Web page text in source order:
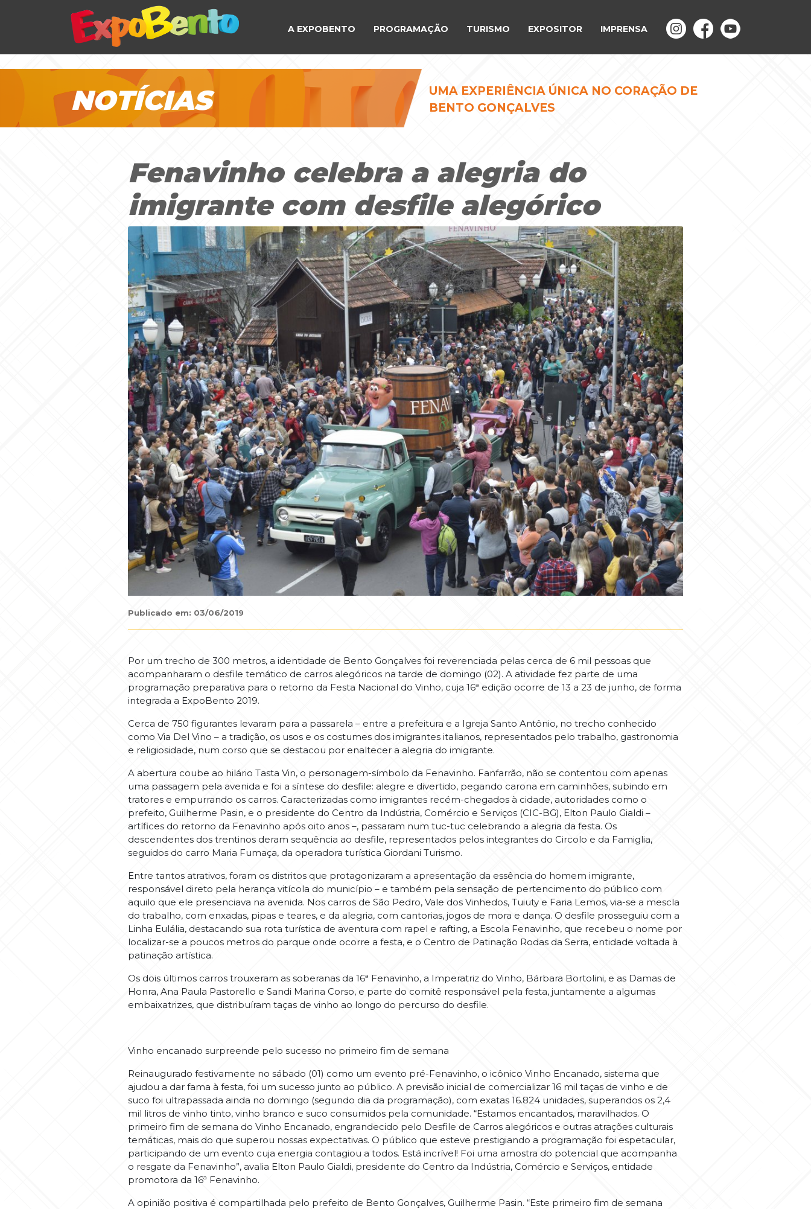
A EXPOBENTO PROGRAMAÇÃO TURISMO EXPOSITOR IMPRENSA
NOTÍCIAS
UMA EXPERIÊNCIA ÚNICA NO CORAÇÃO DE
BENTO GONÇALVES
Fenavinho celebra a alegria do
imigrante com desfile alegórico
Publicado em: 03/06/2019
Por um trecho de 300 metros, a identidade de Bento Gonçalves foi reverenciada pelas cerca de 6 mil pessoas que
acompanharam o desfile temático de carros alegóricos na tarde de domingo (02). A atividade fez parte de uma
programação preparativa para o retorno da Festa Nacional do Vinho, cuja 16ª edição ocorre de 13 a 23 de junho, de forma
integrada a ExpoBento 2019.
Cerca de 750 figurantes levaram para a passarela – entre a prefeitura e a Igreja Santo Antônio, no trecho conhecido
como Via Del Vino – a tradição, os usos e os costumes dos imigrantes italianos, representados pelo trabalho, gastronomia
e religiosidade, num corso que se destacou por enaltecer a alegria do imigrante.
A abertura coube ao hilário Tasta Vin, o personagem-símbolo da Fenavinho. Fanfarrão, não se contentou com apenas
uma passagem pela avenida e foi a síntese do desfile: alegre e divertido, pegando carona em caminhões, subindo em
tratores e empurrando os carros. Caracterizadas como imigrantes recém-chegados à cidade, autoridades como o
prefeito, Guilherme Pasin, e o presidente do Centro da Indústria, Comércio e Serviços (CIC-BG), Elton Paulo Gialdi –
artífices do retorno da Fenavinho após oito anos –, passaram num tuc-tuc celebrando a alegria da festa. Os
descendentes dos trentinos deram sequência ao desfile, representados pelos integrantes do Circolo e da Famiglia,
seguidos do carro Maria Fumaça, da operadora turística Giordani Turismo.
Entre tantos atrativos, foram os distritos que protagonizaram a apresentação da essência do homem imigrante,
responsável direto pela herança vitícola do município – e também pela sensação de pertencimento do público com
aquilo que ele presenciava na avenida. Nos carros de São Pedro, Vale dos Vinhedos, Tuiuty e Faria Lemos, via-se a mescla
do trabalho, com enxadas, pipas e teares, e da alegria, com cantorias, jogos de mora e dança. O desfile prosseguiu com a
Linha Eulália, destacando sua rota turística de aventura com rapel e rafting, a Escola Fenavinho, que recebeu o nome por
localizar-se a poucos metros do parque onde ocorre a festa, e o Centro de Patinação Rodas da Serra, entidade voltada à
patinação artística.
Os dois últimos carros trouxeram as soberanas da 16ª Fenavinho, a Imperatriz do Vinho, Bárbara Bortolini, e as Damas de
Honra, Ana Paula Pastorello e Sandi Marina Corso, e parte do comitê responsável pela festa, juntamente a algumas
embaixatrizes, que distribuíram taças de vinho ao longo do percurso do desfile.
Vinho encanado surpreende pelo sucesso no primeiro fim de semana
Reinaugurado festivamente no sábado (01) como um evento pré-Fenavinho, o icônico Vinho Encanado, sistema que
ajudou a dar fama à festa, foi um sucesso junto ao público. A previsão inicial de comercializar 16 mil taças de vinho e de
suco foi ultrapassada ainda no domingo (segundo dia da programação), com exatas 16.824 unidades, superandos os 2,4
mil litros de vinho tinto, vinho branco e suco consumidos pela comunidade. “Estamos encantados, maravilhados. O
primeiro fim de semana do Vinho Encanado, engrandecido pelo Desfile de Carros alegóricos e outras atrações culturais
temáticas, mais do que superou nossas expectativas. O público que esteve prestigiando a programação foi espetacular,
participando de um evento cuja energia contagiou a todos. Está incrível! Foi uma amostra do potencial que acompanha
o resgate da Fenavinho”, avalia Elton Paulo Gialdi, presidente do Centro da Indústria, Comércio e Serviços, entidade
promotora da 16ª Fenavinho.
A opinião positiva é compartilhada pelo prefeito de Bento Gonçalves, Guilherme Pasin. “Este primeiro fim de semana